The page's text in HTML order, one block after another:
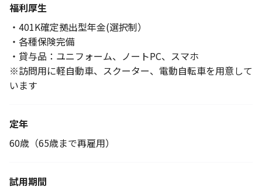
福利厚生
・401K確定拠出型年金(選択制）
・各種保険完備
・貸与品：ユニフォーム、ノートPC、スマホ
※訪問用に軽自動車、スクーター、電動自転車を用意して
います
定年
60歳（65歳まで再雇用）
試用期間